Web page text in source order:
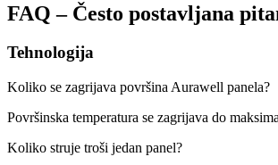
FAQ – Često postavljana
Tehnologija
Koliko se zagrijava površina Aurawell panela?
Površinska temperatura se zagrijava do
Koliko struje troši jedan panel?